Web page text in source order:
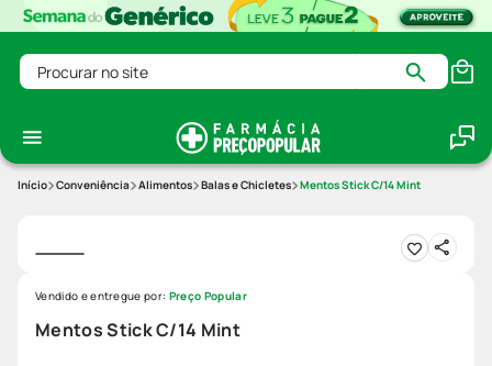
Procurar no site
Conveniência Alimentos Balas e Chicletes Mentos Stick C/14 Mint
Mentos Stick C/14 Mint
Vendido e entregue por: Preço Popular